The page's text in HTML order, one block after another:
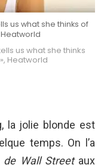
us what she thinks of
us what she thinks
Heatworld
la jolie blonde est
temps. On l’a
de Wall Street aux